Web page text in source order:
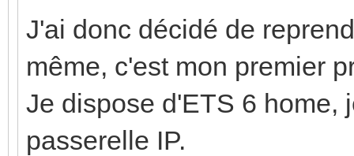
J'ai donc décidé de
même, c'est mon premier
Je dispose d'ETS 6 home,
passerelle IP.